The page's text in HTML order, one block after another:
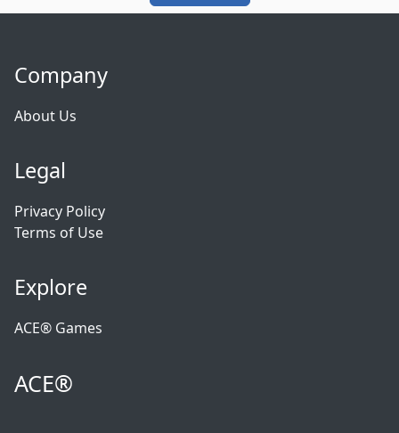
Company
About Us
Legal
Privacy Policy
Terms of Use
Explore
ACE® Games
ACE®